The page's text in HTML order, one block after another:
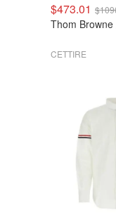
$473.01
Thom Browne
CETTIRE